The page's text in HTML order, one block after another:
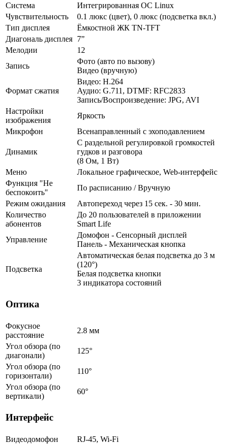
Система
Интегрированная OC Linux
Чувствительность
0.1 люкс (цвет), 0 люкс (подсветка вкл.)
Тип дисплея
Ёмкостной ЖК TN-TFT
Диагональ дисплея 7”
Мелодии
12
Запись
Фото (авто по вызову)
Видео (вручную)
Формат сжатия
Видео: H.264
Аудио: G.711, DTMF: RFC2833
Запись/Воспроизведение: JPG, AVI
Настройки
изображения
Яркость
Микрофон
Всенаправленный с эхоподавлением
Динамик
С раздельной регулировкой громкостей
гудков и разговора
(8 Ом, 1 Вт)
Меню
Локальное графическое, Web-интерфейс
Функция "Не
беспокоить"
По расписанию / Вручную
Режим ожидания
Автопереход через 15 сек. - 30 мин.
Количество
абонентов
До 20 пользователей в приложении
Smart Life
Управление
Домофон - Сенсорный дисплей
Панель - Механическая кнопка
Подсветка
Автоматическая белая подсветка до 3 м
(120°)
Белая подсветка кнопки
3 индикатора состояний
Оптика
Фокусное
расстояние
2.8 мм
Угол обзора (по
диагонали)
125°
Угол обзора (по
горизонтали)
110°
Угол обзора (по
вертикали)
60°
Интерфейс
Видеодомофон RJ-45, Wi-Fi